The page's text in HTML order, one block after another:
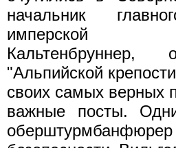
начальник
имперской
Кальтенбруннер,
"Альпийской
своих самых верных
важные посты.